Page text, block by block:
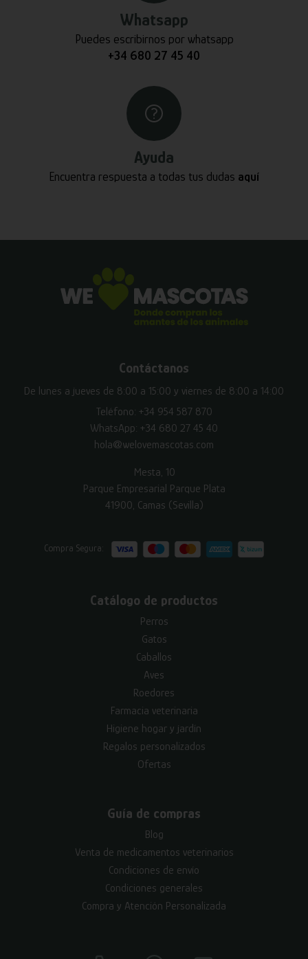
Whatsapp
Puedes escribirnos por whatsapp
+34 680 27 45 40
Ayuda
Encuentra respuesta a todas tus dudas aquí
Contáctanos
De lunes a jueves de 8:00 a 15:00 y viernes de 8:00 a 14:00
Teléfono: +34 954 587 870
WhatsApp: +34 680 27 45 40
hola@welovemascotas.com
Mesta, 10
Parque Empresarial Parque Plata
41900, Camas (Sevilla)
Compra Segura:
Catálogo de productos
Perros
Gatos
Caballos
Aves
Roedores
Farmacia veterinaria
Higiene hogar y jardín
Regalos personalizados
Ofertas
Guía de compras
Blog
Venta de medicamentos veterinarios
Condiciones de envío
Condiciones generales
Compra y Atención Personalizada